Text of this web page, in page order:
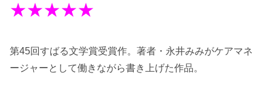
★★★★★
第45回すばる文学賞受賞作。著者・永井みみがケアマネ
ージャーとして働きながら書き上げた作品。